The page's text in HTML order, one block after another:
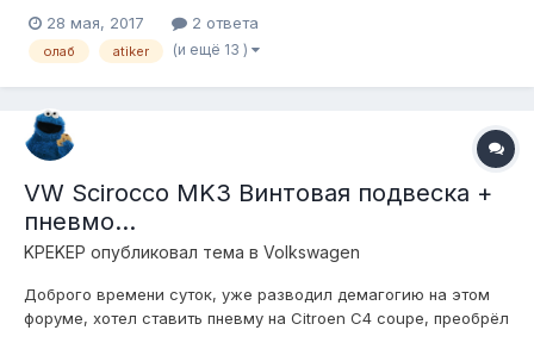
28 мая, 2017 2 ответа
олаб atiker (и ещё 13 )
VW Scirocco MK3 Винтовая подвеска +
пневмо...
KPEKEP опубликовал тема в Volkswagen
Доброго времени суток, уже разводил демагогию на этом
форуме, хотел ставить пневму на Citroen C4 coupe, преобрёл